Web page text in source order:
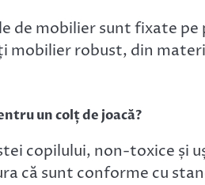
de mobilier sunt fixate pe
mobilier robust, din
un colț de joacă?
copilului, non-toxice și
că sunt conforme cu